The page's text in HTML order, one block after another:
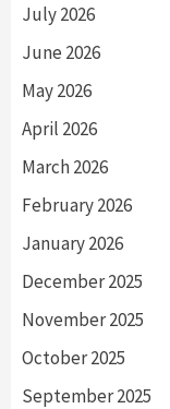
July 2026
June 2026
May 2026
April 2026
March 2026
February 2026
January 2026
December 2025
November 2025
October 2025
September 2025